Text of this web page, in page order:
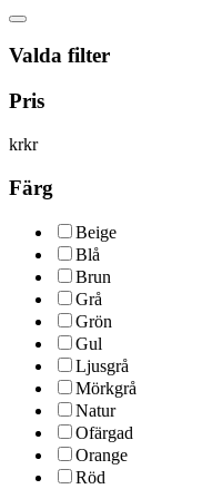
Valda filter
Pris
krkr
Färg
Beige
Blå
Brun
Grå
Grön
Gul
Ljusgrå
Mörkgrå
Natur
Ofärgad
Orange
Röd